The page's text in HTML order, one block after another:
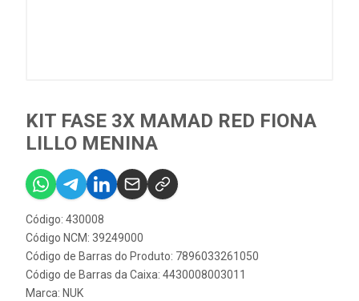
KIT FASE 3X MAMAD RED FIONA
LILLO MENINA
Código: 430008
Código NCM: 39249000
Código de Barras do Produto: 7896033261050
Código de Barras da Caixa: 4430008003011
Marca: NUK